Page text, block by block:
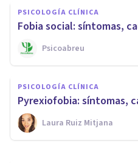
PSICOLOGÍA CLÍNICA
Fobia social: síntomas,
Psicoabreu
PSICOLOGÍA CLÍNICA
Pyrexiofobia: síntomas,
Laura Ruiz Mitjana
Dermatofagia:
causas y
Laura Ruiz Mitjana